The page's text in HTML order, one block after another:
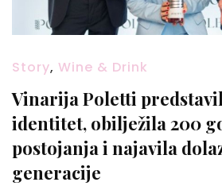
Story, Wine & Drink
Vinarija Poletti
identitet, obilježila 200
postojanja i najavila
generacije